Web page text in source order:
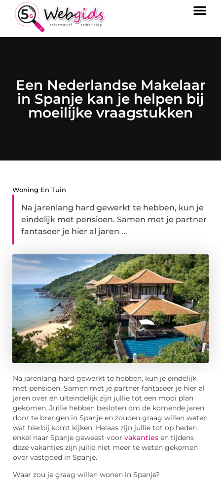
Een Nederlandse Makelaar
in Spanje kan je helpen bij
moeilijke vraagstukken
Woning En Tuin
Na jarenlang hard gewerkt te hebben, kun je
eindelijk met pensioen. Samen met je partner
fantaseer je hier al jaren ...
Na jarenlang hard gewerkt te hebben, kun je eindelijk
met pensioen. Samen met je partner fantaseer je hier al
jaren over en uiteindelijk zijn jullie tot een mooi plan
gekomen. Jullie hebben besloten om de komende jaren
door te brengen in Spanje en zouden graag willen weten
wat hierbij komt kijken. Helaas zijn jullie tot op heden
enkel naar Spanje geweest voor vakanties en tijdens
deze vakanties zijn jullie niet meer te weten gekomen
over vastgoed in Spanje.
Waar zou je graag willen wonen in Spanje?